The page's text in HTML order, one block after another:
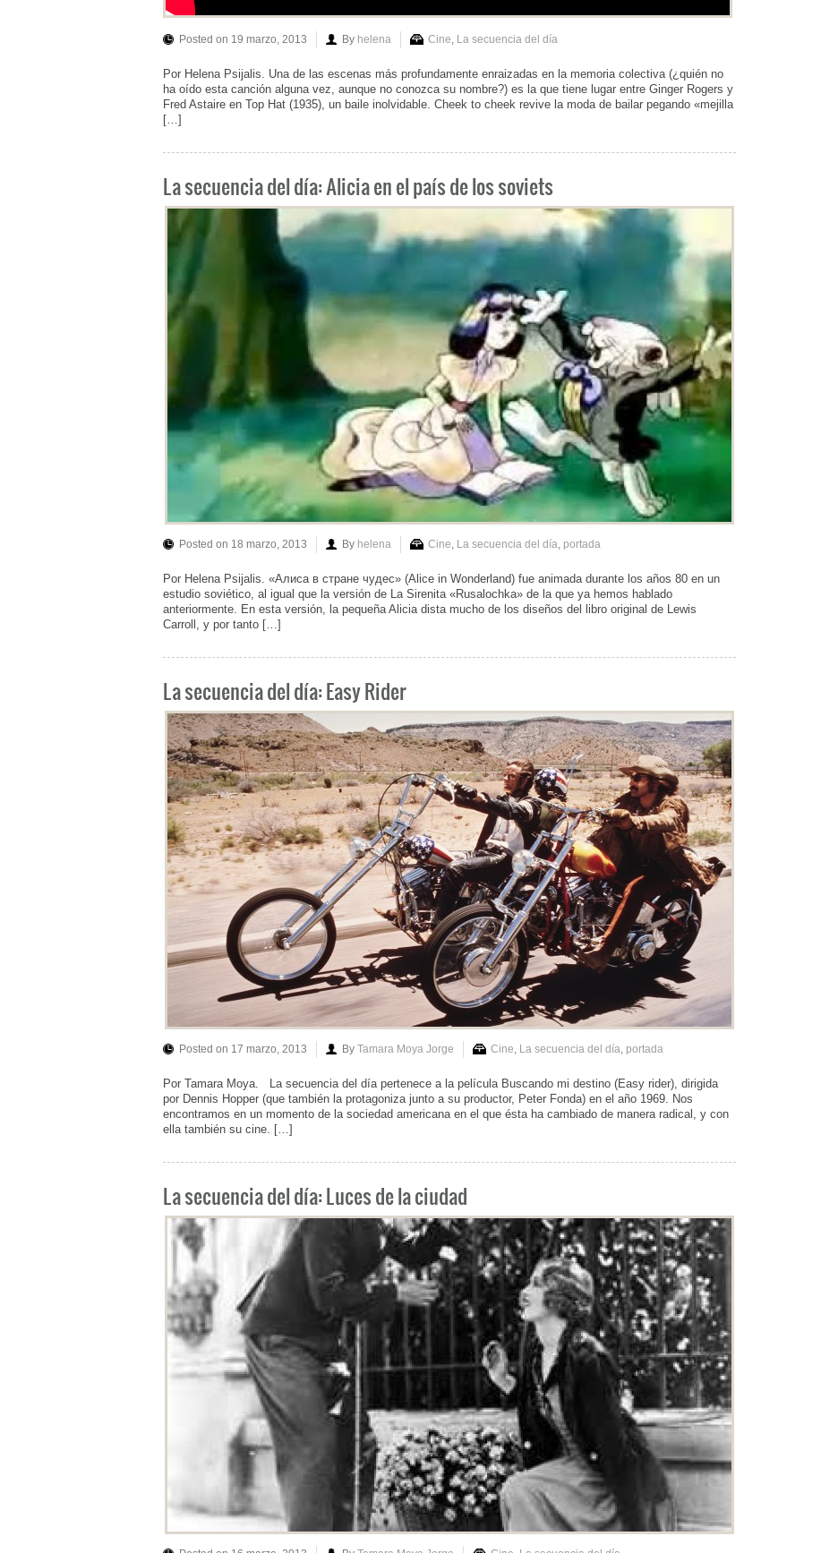
Posted on 19 marzo, 2013 By helena Cine, La secuencia del día
Por Helena Psijalis. Una de las escenas más profundamente enraizadas en la memoria colectiva (¿quién no
ha oído esta canción alguna vez, aunque no conozca su nombre?) es la que tiene lugar entre Ginger Rogers y
Fred Astaire en Top Hat (1935), un baile inolvidable. Cheek to cheek revive la moda de bailar pegando «mejilla
[…]
La secuencia del día: Alicia en el país de los soviets
Posted on 18 marzo, 2013 By helena Cine, La secuencia del día, portada
Por Helena Psijalis. «Алиса в стране чудес» (Alice in Wonderland) fue animada durante los años 80 en un
estudio soviético, al igual que la versión de La Sirenita «Rusalochka» de la que ya hemos hablado
anteriormente. En esta versión, la pequeña Alicia dista mucho de los diseños del libro original de Lewis
Carroll, y por tanto […]
La secuencia del día: Easy Rider
Posted on 17 marzo, 2013 By Tamara Moya Jorge Cine, La secuencia del día, portada
Por Tamara Moya. La secuencia del día pertenece a la película Buscando mi destino (Easy rider), dirigida
por Dennis Hopper (que también la protagoniza junto a su productor, Peter Fonda) en el año 1969. Nos
encontramos en un momento de la sociedad americana en el que ésta ha cambiado de manera radical, y con
ella también su cine. […]
La secuencia del día: Luces de la ciudad